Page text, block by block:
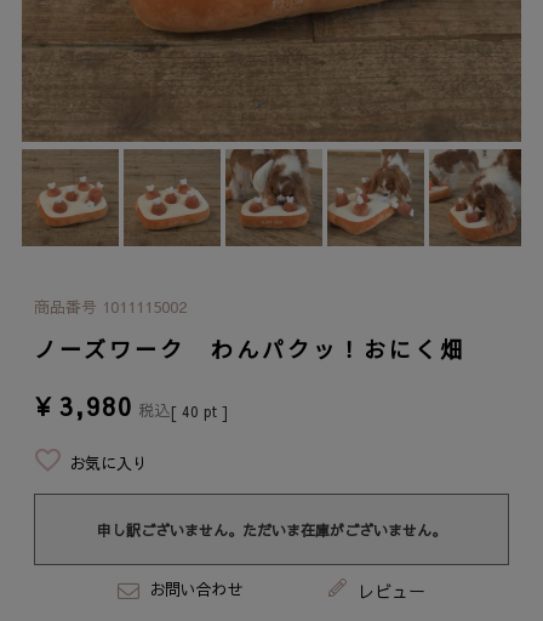
商品番号 1011115002
ノーズワーク わんパクッ！おにく畑
¥ 3,980 税込[ 40 pt ]
お気に入り
申し訳ございません。ただいま在庫がございません。
お問い合わせ レビュー